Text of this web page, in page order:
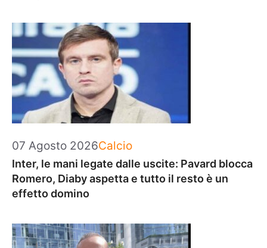
07 Agosto 2026Categorie
Calcio
Inter, le mani legate dalle uscite: Pavard blocca
Romero, Diaby aspetta e tutto il resto è un
effetto domino